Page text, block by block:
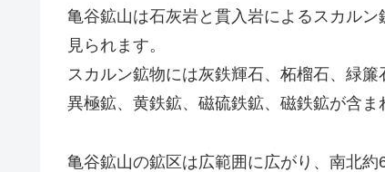
亀谷鉱山は石灰岩と貫入岩によるスカル
見られます。
スカルン鉱物には灰鉄輝石、柘榴石、緑
異極鉱、黄鉄鉱、磁硫鉄鉱、磁鉄鉱が含ま
亀谷鉱山の鉱区は広範囲に広がり、南北約